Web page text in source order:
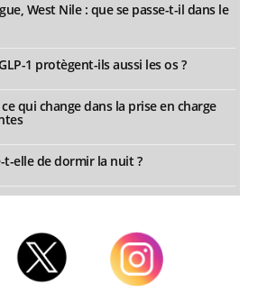
West Nile : que se passe-t-il dans le
1 protègent-ils aussi les os ?
qui change dans la prise en charge
t-elle de dormir la nuit ?